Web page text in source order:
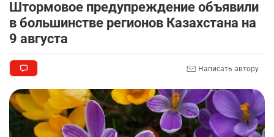
Штормовое предупреждение объявили
в большинстве регионов Казахстана на
9 августа
Написать автору